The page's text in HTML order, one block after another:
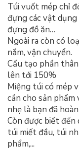
Túi vuốt mép chỉ
đựng các vật dụng
đựng đồ ăn…
Ngoài ra còn có
nắm, vận chuyển.
Cấu tạo phần
lên tới 150%
Miệng túi có mép
cần cho sản
nhẹ là bạn đã
Còn được biết đến
túi miết đầu, túi
phẩm,...